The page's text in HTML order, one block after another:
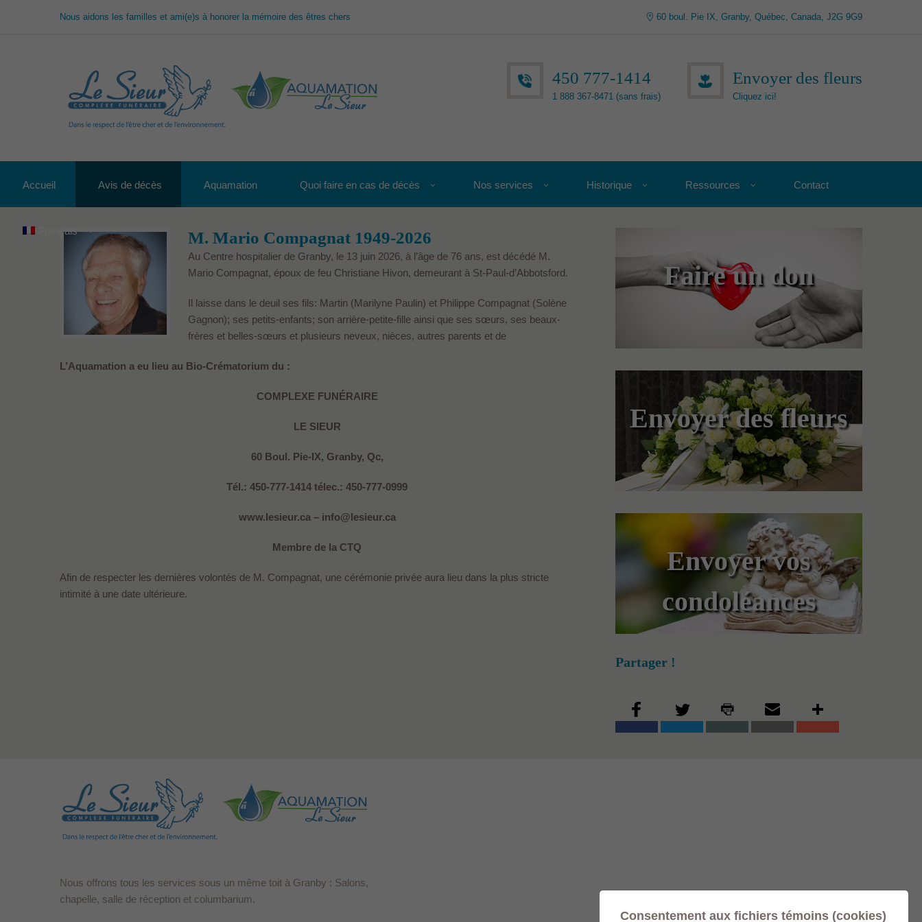
Nous aidons les familles et ami(e)s à honorer la mémoire des êtres chers 60 boul. Pie IX, Granby, Québec, Canada, J2G 9G9
450 777-1414
1 888 367-8471 (sans frais)
Envoyer des fleurs
Cliquez ici!
Accueil Avis de décès Aquamation Quoi faire en cas de décès Nos services Historique Ressources Contact
Français M. Mario Compagnat 1949-2026
Au Centre hospitalier de Granby, le 13 juin 2026, à l’âge de 76 ans, est décédé M.
Mario Compagnat, époux de feu Christiane Hivon, demeurant à St-Paul-d’Abbotsford.
Il laisse dans le deuil ses fils: Martin (Marilyne Paulin) et Philippe Compagnat (Solène
Gagnon); ses petits-enfants; son arrière-petite-fille ainsi que ses sœurs, ses beaux-
frères et belles-sœurs et plusieurs neveux, nièces, autres parents et de
L’Aquamation a eu lieu au Bio-Crématorium du :
COMPLEXE FUNÉRAIRE
LE SIEUR
60 Boul. Pie-IX, Granby, Qc,
Tél.: 450-777-1414 télec.: 450-777-0999
www.lesieur.ca – info@lesieur.ca
Membre de la CTQ
Afin de respecter les dernières volontés de M. Compagnat, une cérémonie privée aura lieu dans la plus stricte
intimité à une date ultérieure.
Faire un don
Envoyer des fleurs
Envoyer vos
condoléances
Partager !
Nous offrons tous les services sous un même toit à Granby : Salons,
chapelle, salle de réception et columbarium.
Consentement aux fichiers témoins (cookies)